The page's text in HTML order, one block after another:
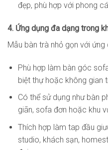
đẹp, phù hợp với phong
4. Ứng dụng đa dạng trong
Mẫu bàn trà nhỏ gọn với ứng
Phù hợp làm bàn góc
biệt thự hoặc không gian
Có thể sử dụng như bàn
giãn, sofa đơn hoặc khu
Thích hợp làm tap đầu
studio, khách sạn,